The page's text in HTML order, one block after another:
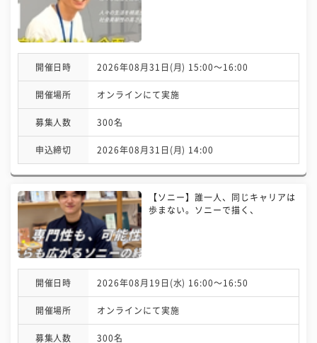
開催日時 2026年08月31日(月) 15:00〜16:00
開催場所 オンラインにて実施
募集人数 300名
申込締切 2026年08月31日(月) 14:00
【ソニー】誰一人、同じキャリアは
歩まない。ソニーで描く、
開催日時 2026年08月19日(水) 16:00〜16:50
開催場所 オンラインにて実施
募集人数 300名